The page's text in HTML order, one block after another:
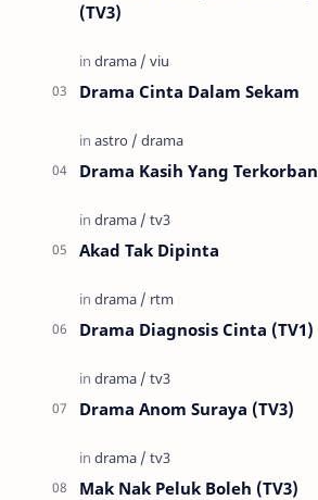
(TV3)
Drama Cinta Dalam Sekam
Drama Kasih Yang Terkorban
Akad Tak Dipinta
Drama Diagnosis Cinta (TV1)
Drama Anom Suraya (TV3)
Mak Nak Peluk Boleh (TV3)